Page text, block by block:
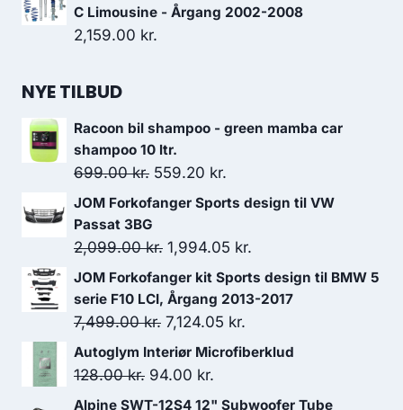
C Limousine - Årgang 2002-2008
2,159.00 kr.
NYE TILBUD
Racoon bil shampoo - green mamba car
shampoo 10 ltr.
699.00kr. Den
oprindelige
var:
699.00 kr..
559.20 kr.
aktuelle
er:
559.20 kr..
JOM Forkofanger Sports design til VW
Passat 3BG
2,099.00kr. Den
oprindelige
pris
var:
2,099.00 kr..
1,994.05 kr.
aktuelle
pris
1,994.05 kr..
JOM Forkofanger kit Sports design til BMW 5
serie F10 LCI, Årgang 2013-2017
7,499.00kr. Den
oprindelige
pris
7,124.05 kr.
aktuelle
Autoglym Interiør Microfiberklud
128.00kr. Den
oprindelige
94.00 kr.
aktuelle
Alpine SWT-12S4 12" Subwoofer Tube